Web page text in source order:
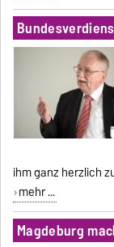
ihm ganz herzlich
mehr ...
Magdeburg